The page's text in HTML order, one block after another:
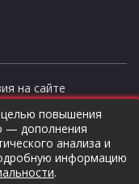
на сайте
рекомендуем
представлена на
и не являются
повышения
— дополнения
анализа и
информацию
.